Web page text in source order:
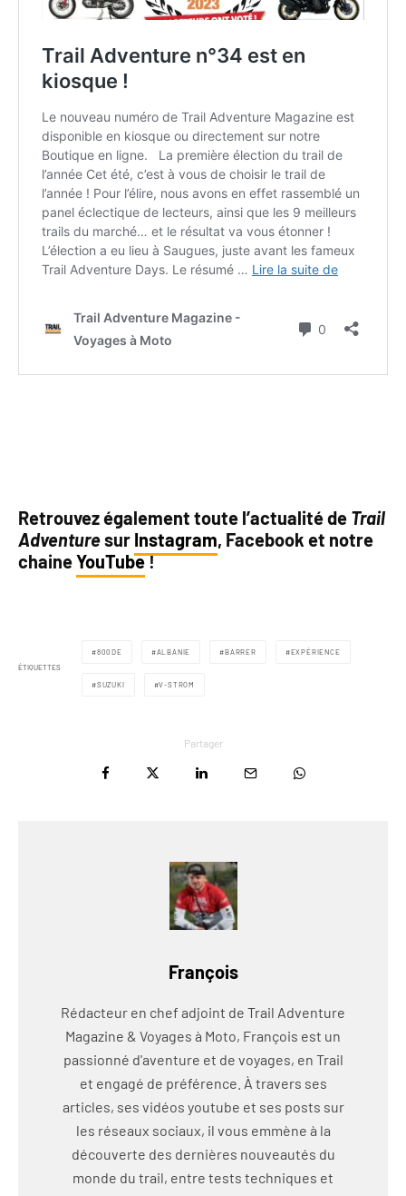
Retrouvez également toute l’actualité de Trail
Adventuresur Instagram, Facebook et notre
chaineYouTube!
ÉTIQUETTES
800DE ALBANIE BARRER EXPÉRIENCE
SUZUKI V-STROM
Partager
François
Rédacteur en chef adjoint de Trail Adventure
Magazine & Voyages à Moto, François est un
passionné d'aventure et de voyages, en Trail
et engagé de préférence. À travers ses
articles, ses vidéos youtube et ses posts sur
les réseaux sociaux, il vous emmène à la
découverte des dernières nouveautés du
monde du trail, entre tests techniques et